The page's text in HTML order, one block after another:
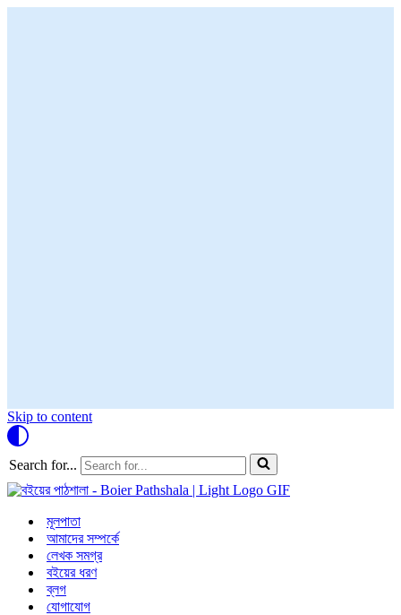
Skip to content
Search for...
মূলপাতা
আমাদের সম্পর্কে
লেখক সমগ্র
বইয়ের ধরণ
ব্লগ
যোগাযোগ